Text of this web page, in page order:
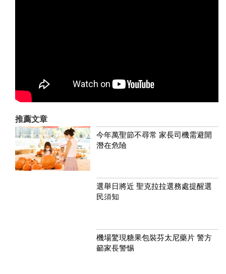
推薦文章
今年萬聖節不尋常 家長司機需避開
潛在危險
選舉日將近 聖克拉拉選務處提醒選
民須知
機場驚現糖果包裝芬太尼藥片 警方
籲家長警惕